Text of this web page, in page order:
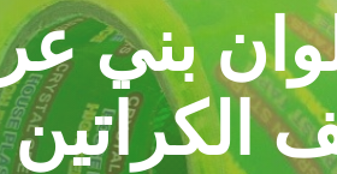
بني
الكراتين